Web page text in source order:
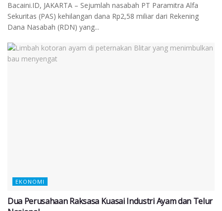
Bacaini.ID, JAKARTA – Sejumlah nasabah PT Paramitra Alfa
Sekuritas (PAS) kehilangan dana Rp2,58 miliar dari Rekening
Dana Nasabah (RDN) yang...
EKONOMI
Dua Perusahaan Raksasa Kuasai Industri Ayam dan Telur